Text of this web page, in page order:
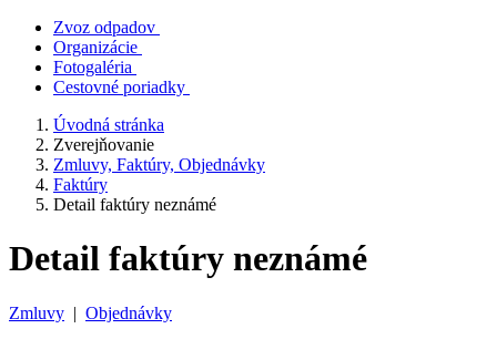
Zvoz odpadov
Organizácie
Fotogaléria
Cestovné poriadky
Úvodná stránka
Zverejňovanie
Zmluvy, Faktúry, Objednávky
Faktúry
Detail faktúry neznámé
Detail faktúry neznámé
Zmluvy | Objednávky